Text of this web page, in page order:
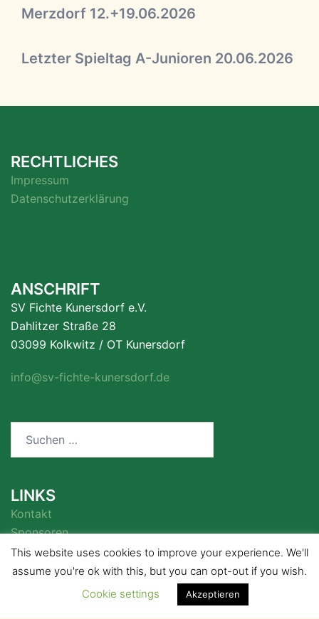
Merzdorf 12.+19.06.2026
Letzter Spieltag A-Junioren 20.06.2026
RECHTLICHES
Impressum
Datenschutzerklärung
ANSCHRIFT
SV Fichte Kunersdorf e.V.
Dahlitzer Straße 28
03099 Kolkwitz / OT Kunersdorf
info@sv-fichte-kunersdorf.de
LINKS
Kontakt
Sponsoren
This website uses cookies to improve your experience. We'll
assume you're ok with this, but you can opt-out if you wish.
Cookie settings
Akzeptieren